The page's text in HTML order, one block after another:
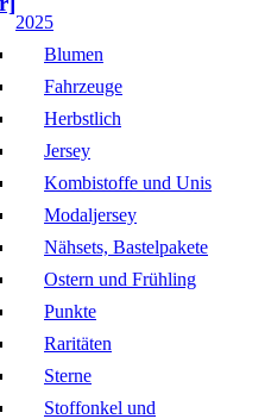
2025
Blumen
Fahrzeuge
Herbstlich
Jersey
Kombistoffe und Unis
Modaljersey
Nähsets, Bastelpakete
Ostern und Frühling
Punkte
Raritäten
Sterne
Stoffonkel und